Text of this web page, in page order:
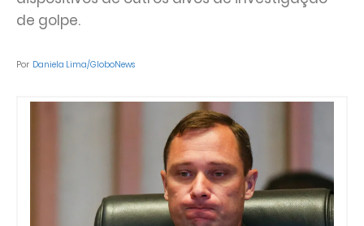
de golpe.
Por Daniela Lima/GloboNews